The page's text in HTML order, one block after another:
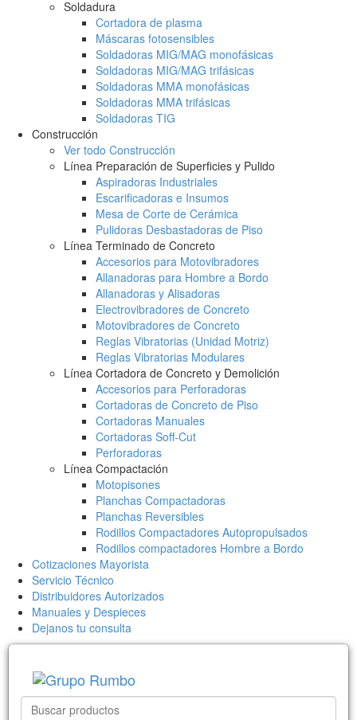
Soldadura
Cortadora de plasma
Máscaras fotosensibles
Soldadoras MIG/MAG monofásicas
Soldadoras MIG/MAG trifásicas
Soldadoras MMA monofásicas
Soldadoras MMA trifásicas
Soldadoras TIG
Construcción
Ver todo Construcción
Línea Preparación de Superficies y Pulido
Aspiradoras Industriales
Escarificadoras e Insumos
Mesa de Corte de Cerámica
Pulidoras Desbastadoras de Piso
Línea Terminado de Concreto
Accesorios para Motovibradores
Allanadoras para Hombre a Bordo
Allanadoras y Alisadoras
Electrovibradores de Concreto
Motovibradores de Concreto
Reglas Vibratorias (Unidad Motriz)
Reglas Vibratorias Modulares
Línea Cortadora de Concreto y Demolición
Accesorios para Perforadoras
Cortadoras de Concreto de Piso
Cortadoras Manuales
Cortadoras Soff-Cut
Perforadoras
Línea Compactación
Motopisones
Planchas Compactadoras
Planchas Reversibles
Rodillos Compactadores Autopropulsados
Rodillos compactadores Hombre a Bordo
Cotizaciones Mayorista
Servicio Técnico
Distribuidores Autorizados
Manuales y Despieces
Dejanos tu consulta